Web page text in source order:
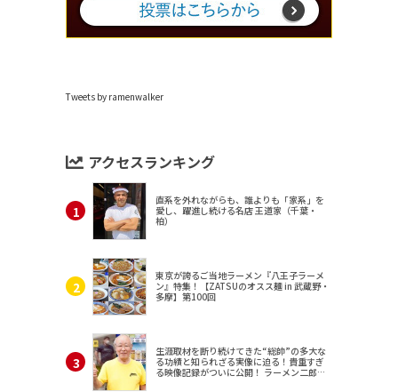
Tweets by ramenwalker
アクセスランキング
直系を外れながらも、誰よりも「家系」を
愛し、躍進し続ける名店 王道家（千葉・
柏）
東京が誇るご当地ラーメン『八王子ラーメ
ン』特集！【ZATSUのオスス麺 in 武蔵野・
多摩】第100回
生涯取材を断り続けてきた“総帥”の多大な
る功績と知られざる実像に迫る！貴重すぎ
る映像記録がついに公開！ ラーメン二郎